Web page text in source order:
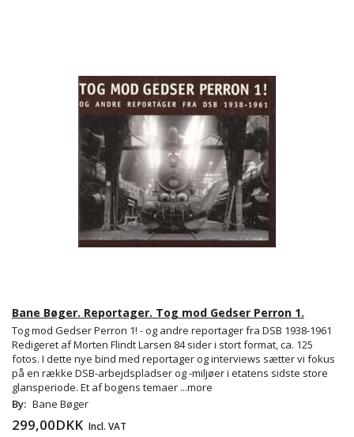
Bane Bøger. Reportager. Tog mod Gedser Perron 1.
Tog mod Gedser Perron 1! - og andre reportager fra DSB 1938-1961
Redigeret af Morten Flindt Larsen 84 sider i stort format, ca. 125
fotos. I dette nye bind med reportager og interviews sætter vi fokus
på en række DSB-arbejdspladser og -miljøer i etatens sidste store
glansperiode. Et af bogens temaer ...more
By: Bane Bøger
299,00DKK Incl. VAT